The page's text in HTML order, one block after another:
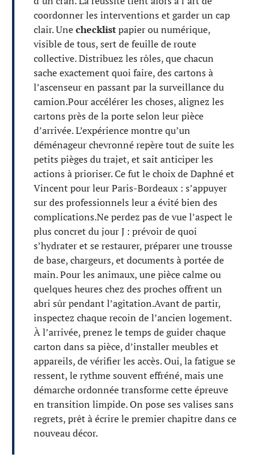
coordonner les interventions et garder un cap
clair. Unechecklistpapier ou numérique,
visible de tous, sert de feuille de route
collective. Distribuez les rôles, que chacun
sache exactement quoi faire, des cartons à
l’ascenseur en passant par la surveillance du
camion.Pour accélérer les choses, alignez les
cartons près de la porte selon leur pièce
d’arrivée. L’expérience montre qu’un
déménageur chevronné repère tout de suite les
petits pièges du trajet, et sait anticiper les
actions à prioriser. Ce fut le choix de Daphné et
Vincent pour leur Paris-Bordeaux : s’appuyer
sur des professionnels leur a évité bien des
complications.Ne perdez pas de vue l’aspect le
plus concret du jour J : prévoir de quoi
s’hydrater et se restaurer, préparer une trousse
de base, chargeurs, et documents à portée de
main. Pour les animaux, une pièce calme ou
quelques heures chez des proches offrent un
abri sûr pendant l’agitation.Avant de partir,
inspectez chaque recoin de l’ancien logement.
À l’arrivée, prenez le temps de guider chaque
carton dans sa pièce, d’installer meubles et
appareils, de vérifier les accès. Oui, la fatigue se
ressent, le rythme souvent effréné, mais une
démarche ordonnée transforme cette épreuve
en transition limpide. On pose ses valises sans
regrets, prêt à écrire le premier chapitre dans ce
nouveau décor.